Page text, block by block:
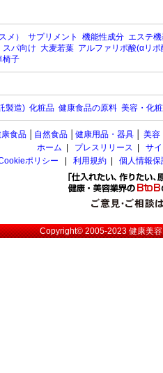
メ） サプリメント 機能性成分 エステ
スパ向け 大麦若葉 アルファリポ酸(αリポ
椅子
製造) 化粧品 健康食品の原料 美容・化
食品 自然食品 健康用品・器具 美容
ホーム
プレスリリース
サ
ポリシー
利用規約 個人情報
Copyright© 2005-2023健康美